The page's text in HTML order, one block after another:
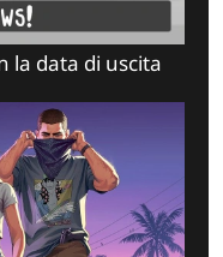
la data di uscita